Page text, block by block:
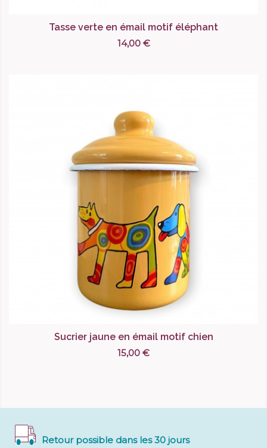
Tasse verte en émail motif éléphant
14,00 €
Sucrier jaune en émail motif chien
15,00 €
Retour possible dans les 30 jours